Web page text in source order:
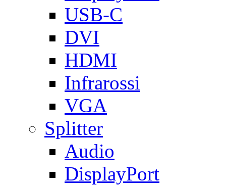
USB-C
DVI
HDMI
Infrarossi
VGA
Splitter
Audio
DisplayPort